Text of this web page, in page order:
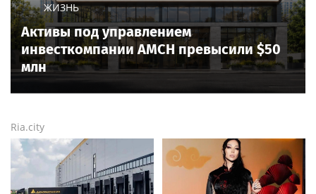
ЖИЗНЬ
Активы под управлением
инвесткомпании AMCH превысили $50
млн
Ria.city